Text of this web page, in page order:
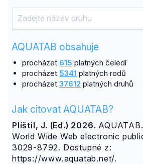
AQUATAB obsahuje
procházet 615 platných čeledí
procházet 5341 platných rodů
procházet 37612 platných druhů
Jak citovat AQUATAB?
Plíštil, J. (Ed.) 2026.
World Wide Web electronic
3029-8792. Dostupné z:
https://www.aquatab.net/.